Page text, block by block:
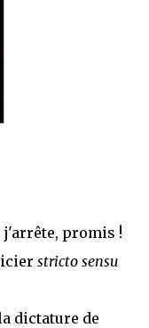
découvre une ville qu’il
le rigorisme de la Ligue,
Dame d...
promis !
stricto sensu
dictature de